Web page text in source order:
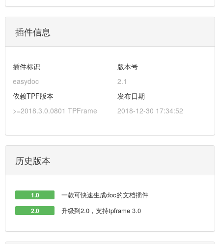
插件信息
插件标识
easydoc
版本号
2.1
依赖TPF版本
>=2018.3.0.0801 TPFrame
发布日期
2018-12-30 17:34:52
历史版本
1.0 一款可快速生成doc的文档插件
2.0 升级到2.0，支持tpframe 3.0